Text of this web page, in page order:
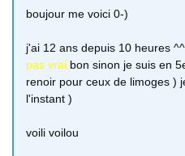
boujour me voici 0-)
j'ai 12 ans depuis 10 heures
pas vrai bon sinon je suis en
renoir pour ceux de limoges )
l'instant )
voili voilou